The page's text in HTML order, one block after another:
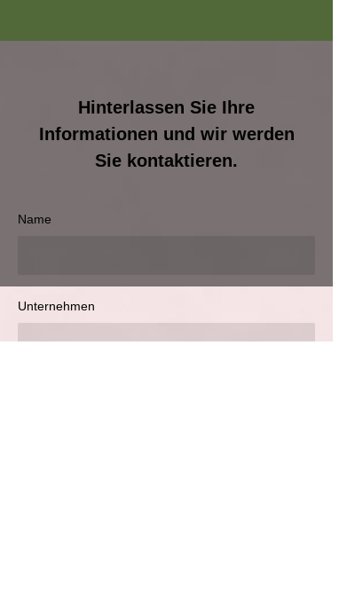
Hinterlassen Sie Ihre
Informationen und wir werden
Sie kontaktieren.
Name
Unternehmen
DE